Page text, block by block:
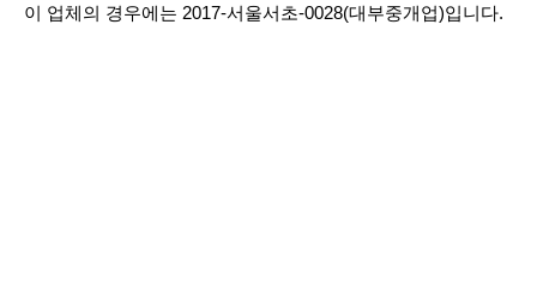
이 업체의 경우에는 2017-서울서초-0028(대부중개업)입니다.